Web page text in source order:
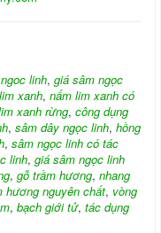
linh, giá sâm ngọc
xanh, nấm lim xanh có
xanh rừng, công dụng
, sâm dây ngọc linh, hồng
, sâm ngọc linh có tác
linh, giá sâm ngọc linh
, gỗ trầm hương, nhang
hương nguyên chất, vòng
, bạch giới tử, tác dụng